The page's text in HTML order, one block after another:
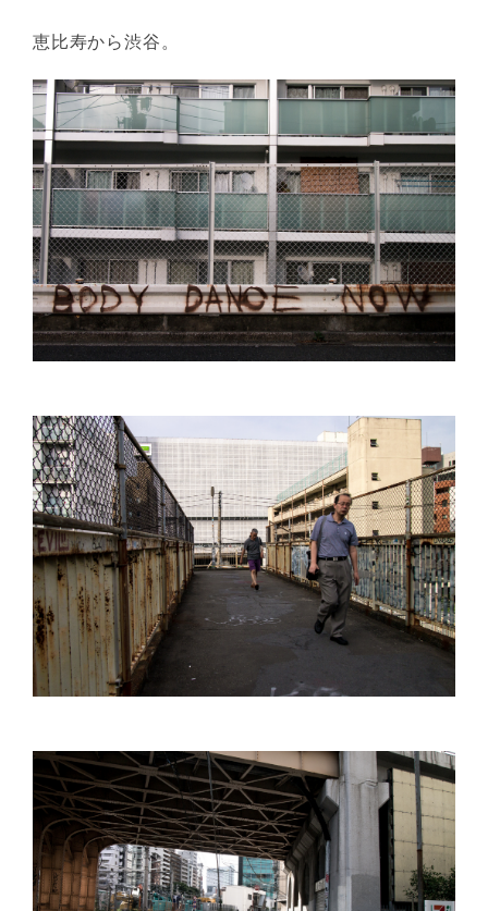
恵比寿から渋谷。